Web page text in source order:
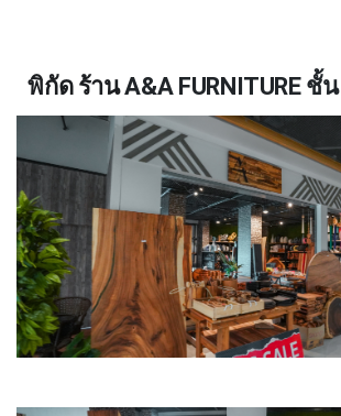
พิกัด ร้านA&A FURNITUREชั้น